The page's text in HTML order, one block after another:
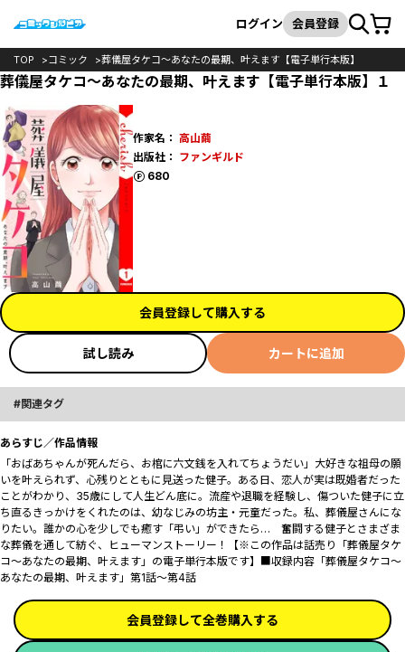
検索
ログイン 会員登録カート
TOP コミック 葬儀屋タケコ～あなたの最期、叶えます【電子単行本版】
葬儀屋タケコ～あなたの最期、叶えます【電子単行本版】１
作家名： 高山繭
出版社： ファンギルド
680
ポイント
会員登録して購入する
試し読み カートに追加
関連タグ
あらすじ／作品情報
「おばあちゃんが死んだら、お棺に六文銭を入れてちょうだい」大好きな祖母の願
いを叶えられず、心残りとともに見送った健子――。ある日、恋人が実は既婚者だった
ことがわかり、35歳にして人生どん底に。流産や退職を経験し、傷ついた健子に立
ち直るきっかけをくれたのは、幼なじみの坊主・元童だった。――私、葬儀屋さんにな
りたい。誰かの心を少しでも癒す「弔い」ができたら…―― 奮闘する健子とさまざま
な葬儀を通して紡ぐ、ヒューマンストーリー！【※この作品は話売り「葬儀屋タケ
コ～あなたの最期、叶えます」の電子単行本版です】■収録内容「葬儀屋タケコ～
あなたの最期、叶えます」第1話～第4話
会員登録して全巻購入する